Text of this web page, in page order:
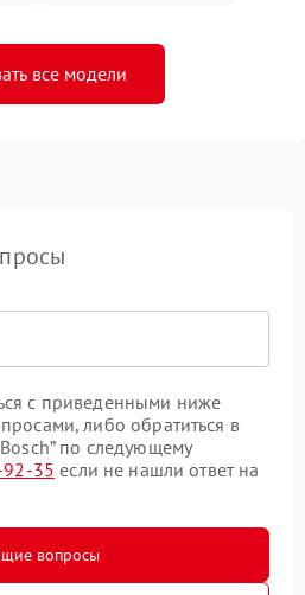
все модели
с приведенными ниже
либо обратиться в
по следующему
92-35 если не нашли ответ на
вопросы